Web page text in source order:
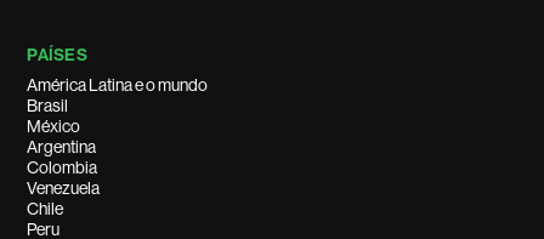
PAÍSES
América Latina e o mundo
Brasil
México
Argentina
Colombia
Venezuela
Chile
Peru